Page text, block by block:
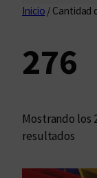
s
a
r
Inicio / Cantidad
276
Mostrando los
resultados
d